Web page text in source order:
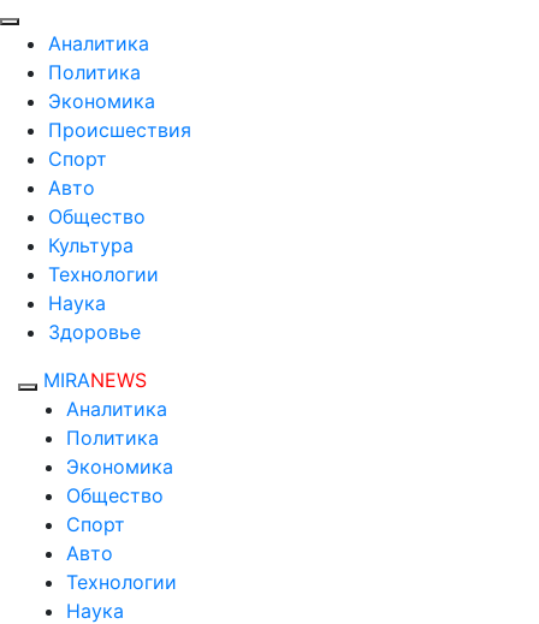
Аналитика
Политика
Экономика
Происшествия
Спорт
Авто
Общество
Культура
Технологии
Наука
Здоровье
MIRANEWS
Аналитика
Политика
Экономика
Общество
Спорт
Авто
Технологии
Наука